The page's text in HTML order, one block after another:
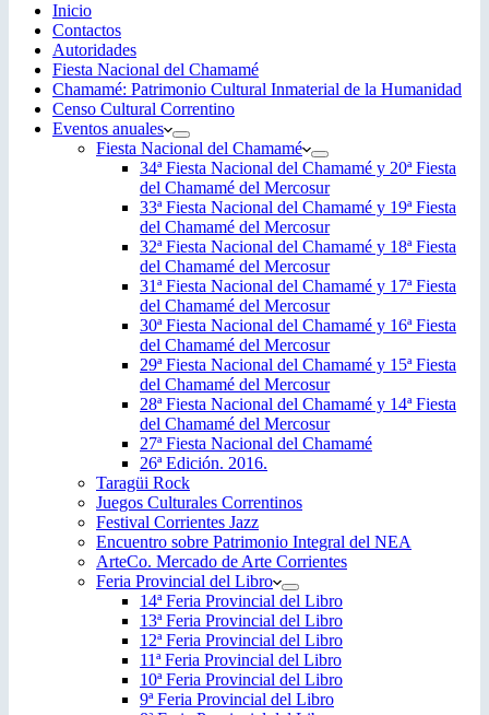
Inicio
Contactos
Autoridades
Fiesta Nacional del Chamamé
Chamamé: Patrimonio Cultural Inmaterial de la Humanidad
Censo Cultural Correntino
Eventos anuales
Fiesta Nacional del Chamamé
34ª Fiesta Nacional del Chamamé y 20ª Fiesta
del Chamamé del Mercosur
33ª Fiesta Nacional del Chamamé y 19ª Fiesta
del Chamamé del Mercosur
32ª Fiesta Nacional del Chamamé y 18ª Fiesta
del Chamamé del Mercosur
31ª Fiesta Nacional del Chamamé y 17ª Fiesta
del Chamamé del Mercosur
30ª Fiesta Nacional del Chamamé y 16ª Fiesta
del Chamamé del Mercosur
29ª Fiesta Nacional del Chamamé y 15ª Fiesta
del Chamamé del Mercosur
28ª Fiesta Nacional del Chamamé y 14ª Fiesta
del Chamamé del Mercosur
27ª Fiesta Nacional del Chamamé
26ª Edición. 2016.
Taragüi Rock
Juegos Culturales Correntinos
Festival Corrientes Jazz
Encuentro sobre Patrimonio Integral del NEA
ArteCo. Mercado de Arte Corrientes
Feria Provincial del Libro
14ª Feria Provincial del Libro
13ª Feria Provincial del Libro
12ª Feria Provincial del Libro
11ª Feria Provincial del Libro
10ª Feria Provincial del Libro
9ª Feria Provincial del Libro